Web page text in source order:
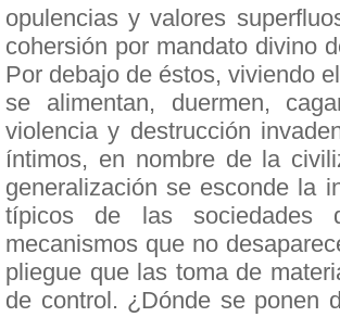
opulencias y valores
cohersión por mandato divino
Por debajo de éstos, viviendo
se alimentan, duermen,
violencia y destrucción
íntimos, en nombre de la
generalización se esconde la
típicos de las sociedades
mecanismos que no
pliegue que las toma de
de control. ¿Dónde se ponen